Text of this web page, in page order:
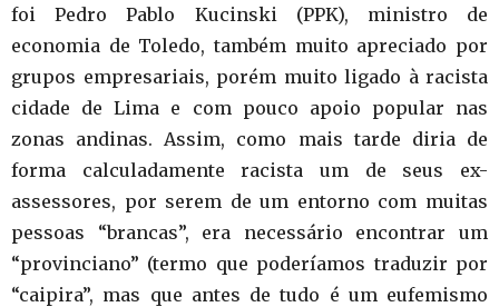
foi Pedro Pablo Kucinski (PPK), ministro de
economia de Toledo, também muito apreciado por
grupos empresariais, porém muito ligado à racista
cidade de Lima e com pouco apoio popular nas
zonas andinas. Assim, como mais tarde diria de
forma calculadamente racista um de seus ex-
assessores, por serem de um entorno com muitas
pessoas “brancas”, era necessário encontrar um
“provinciano” (termo que poderíamos traduzir por
“caipira”, mas que antes de tudo é um eufemismo